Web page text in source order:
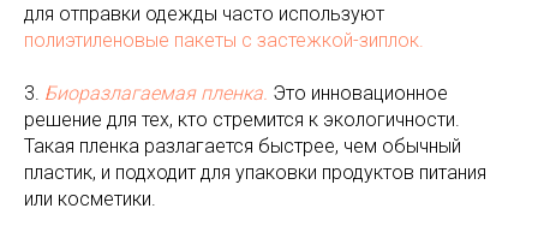
для отправки одежды часто используют
полиэтиленовые пакеты с застежкой-зиплок.
3. Биоразлагаемая пленка. Это инновационное
решение для тех, кто стремится к экологичности.
Такая пленка разлагается быстрее, чем обычный
пластик, и подходит для упаковки продуктов питания
или косметики.